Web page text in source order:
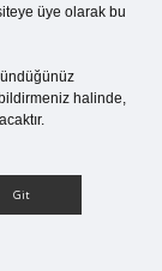
üye olarak bu
halinde,